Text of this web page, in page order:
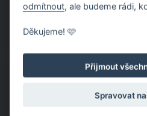
výš, nezáleží pouze
obléknete, ale také z
pokožku dýchat a
zvládnout i opravdu
CO SI PROHLÍŽEJÍ
odmítnout, ale budeme rádi,
Děkujeme! 🩷
Přijmout
Spravovat